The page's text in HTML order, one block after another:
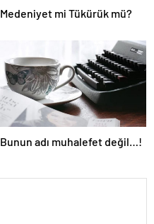
Medeniyet mi Tükürük mü?
Bunun adı muhalefet değil…!